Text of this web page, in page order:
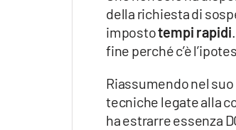
della richiesta di
impostotempi rapidi
fine perché c’è
Riassumendo nel
tecniche legate alla
ha estrarre essenza